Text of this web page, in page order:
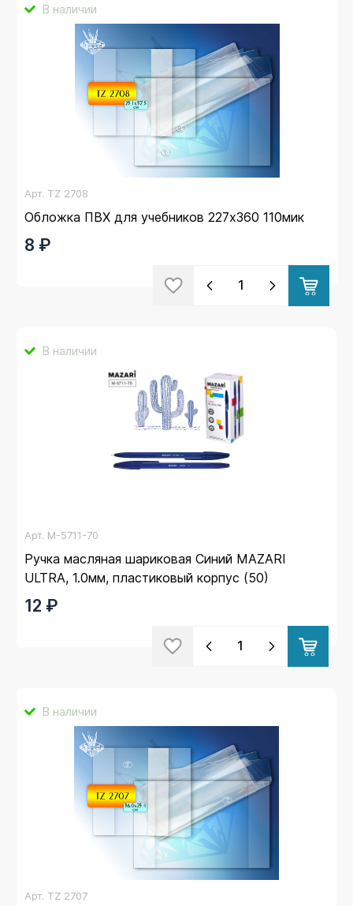
В наличии
Арт. TZ 2708
Обложка ПВХ для учебников 227х360 110мик
8 ₽
В наличии
Арт. M-5711-70
Ручка масляная шариковая Синий MAZARI
ULTRA, 1.0мм, пластиковый корпус (50)
12 ₽
В наличии
Арт. TZ 2707